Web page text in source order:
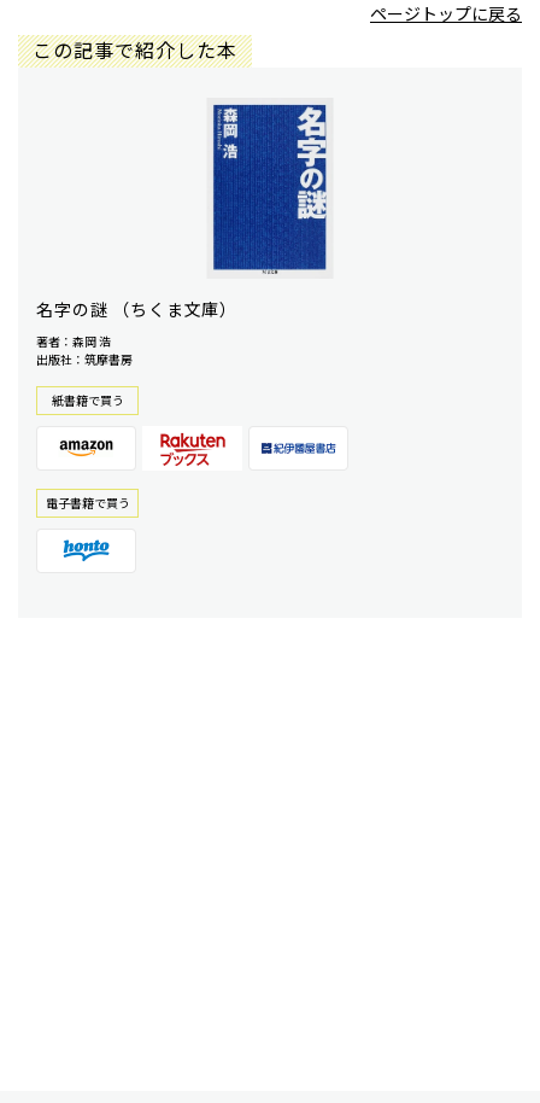
ページトップに戻る
この記事で紹介した本
名字の謎 （ちくま文庫）
著者：森岡 浩
出版社：筑摩書房
紙書籍で買う
電⼦書籍で買う